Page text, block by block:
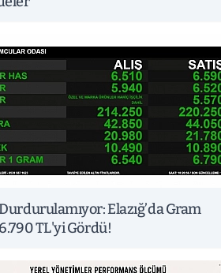
Elazığ’da Gram
TL'yi Gördü!